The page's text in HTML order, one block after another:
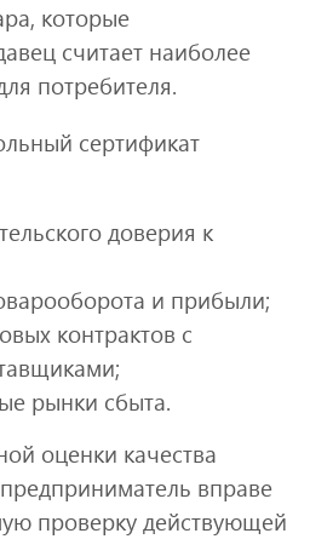
которые
считает наиболее
потребителя.
сертификат
доверия к
и прибыли;
контрактов с
рынки сбыта.
оценки качества
вправе
проверку действующей